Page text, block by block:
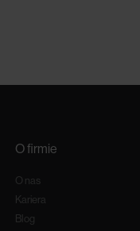
O firmie
O nas
Kariera
Blog